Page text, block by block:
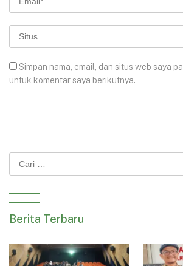
Simpan nama, email, dan situs web saya
untuk komentar saya berikutnya.
Berita Terbaru